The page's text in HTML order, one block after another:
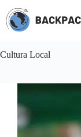
para
Cultura Local